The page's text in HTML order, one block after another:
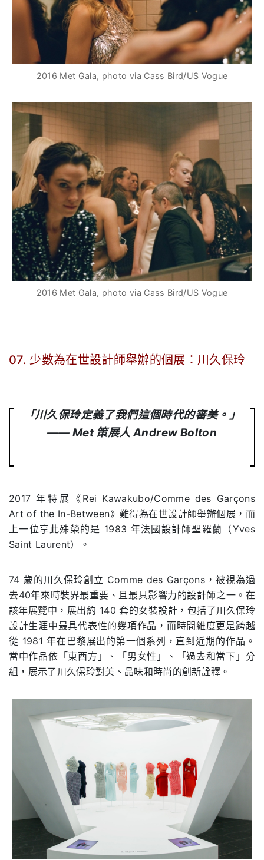
2016 Met Gala, photo via Cass Bird/US Vogue
2016 Met Gala, photo via Cass Bird/US Vogue
07. 少數為在世設計師舉辦的個展：川久保玲
「川久保玲定義了我們這個時代的審美。」
—— Met 策展人 Andrew Bolton
2017 年特展《Rei Kawakubo/Comme des Garçons
Art of the In-Between》難得為在世設計師舉辦個展，而
上一位享此殊榮的是 1983 年法國設計師聖羅蘭（Yves
Saint Laurent）。
74 歲的川久保玲創立 Comme des Garçons，被視為過
去40年來時裝界最重要、且最具影響力的設計師之一。在
該年展覽中，展出約 140 套的女裝設計，包括了川久保玲
設計生涯中最具代表性的幾項作品，而時間維度更是跨越
從 1981 年在巴黎展出的第一個系列，直到近期的作品。
當中作品依「東西方」、「男女性」、「過去和當下」分
組，展示了川久保玲對美、品味和時尚的創新詮釋。